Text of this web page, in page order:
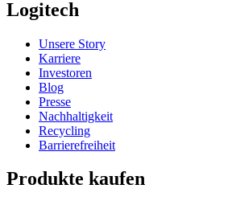
Logitech
Unsere Story
Karriere
Investoren
Blog
Presse
Nachhaltigkeit
Recycling
Barrierefreiheit
Produkte kaufen